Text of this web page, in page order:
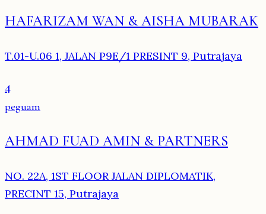
HAFARIZAM WAN & AISHA MUBARAK
T.01-U.06 1, JALAN P9E/1 PRESINT 9, Putrajaya
4
peguam
AHMAD FUAD AMIN & PARTNERS
NO. 22A, 1ST FLOOR JALAN DIPLOMATIK,
PRECINT 15, Putrajaya